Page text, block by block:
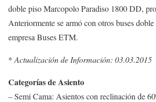
doble piso Marcopolo Paradiso 1800 DD,
Anteriormente se armó con otros buses
empresa Buses ETM.
* Actualización de Información: 03.03.2015
Categorías de Asiento
– Semi Cama: Asientos con reclinación de